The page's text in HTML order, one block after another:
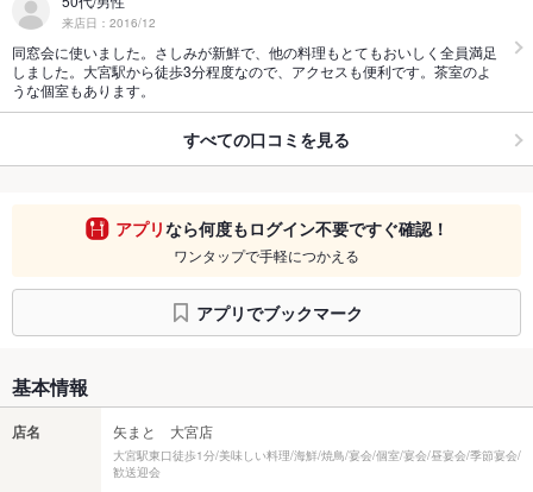
来店日：2016/12
同窓会に使いました。さしみが新鮮で、他の料理もとてもおいしく全員満足
しました。大宮駅から徒歩3分程度なので、アクセスも便利です。茶室のよ
うな個室もあります。
すべての口コミを見る
アプリなら何度もログイン不要ですぐ確認！
ワンタップで手軽につかえる
アプリでブックマーク
基本情報
店名 矢まと 大宮店
大宮駅東口徒歩1分/美味しい料理/海鮮/焼鳥/宴会/個室/宴会/昼宴会/季節宴会/
歓送迎会